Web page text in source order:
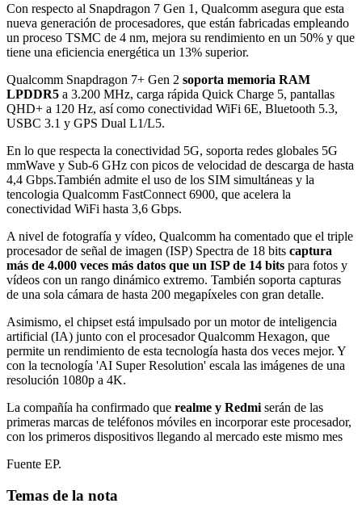
Con respecto al Snapdragon 7 Gen 1, Qualcomm asegura que esta
nueva generación de procesadores, que están fabricadas empleando
un proceso TSMC de 4 nm, mejora su rendimiento en un 50% y que
tiene una eficiencia energética un 13% superior.
Qualcomm Snapdragon 7+ Gen 2 soporta memoria RAM
LPDDR5 a 3.200 MHz, carga rápida Quick Charge 5, pantallas
QHD+ a 120 Hz, así como conectividad WiFi 6E, Bluetooth 5.3,
USBC 3.1 y GPS Dual L1/L5.
En lo que respecta la conectividad 5G, soporta redes globales 5G
mmWave y Sub-6 GHz con picos de velocidad de descarga de hasta
4,4 Gbps.También admite el uso de los SIM simultáneas y la
tencologia Qualcomm FastConnect 6900, que acelera la
conectividad WiFi hasta 3,6 Gbps.
A nivel de fotografía y vídeo, Qualcomm ha comentado que el triple
procesador de señal de imagen (ISP) Spectra de 18 bits captura
más de 4.000 veces más datos que un ISP de 14 bits para fotos y
vídeos con un rango dinámico extremo. También soporta capturas
de una sola cámara de hasta 200 megapíxeles con gran detalle.
Asimismo, el chipset está impulsado por un motor de inteligencia
artificial (IA) junto con el procesador Qualcomm Hexagon, que
permite un rendimiento de esta tecnología hasta dos veces mejor. Y
con la tecnología 'AI Super Resolution' escala las imágenes de una
resolución 1080p a 4K.
La compañía ha confirmado que realme y Redmi serán de las
primeras marcas de teléfonos móviles en incorporar este procesador,
con los primeros dispositivos llegando al mercado este mismo mes
Fuente EP.
Temas de la nota